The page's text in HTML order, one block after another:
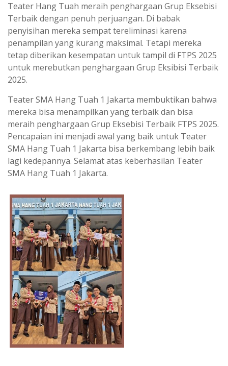
Teater Hang Tuah meraih penghargaan Grup Eksebisi
Terbaik dengan penuh perjuangan. Di babak
penyisihan mereka sempat tereliminasi karena
penampilan yang kurang maksimal. Tetapi mereka
tetap diberikan kesempatan untuk tampil di FTPS 2025
untuk merebutkan penghargaan Grup Eksibisi Terbaik
2025.
Teater SMA Hang Tuah 1 Jakarta membuktikan bahwa
mereka bisa menampilkan yang terbaik dan bisa
meraih penghargaan Grup Eksebisi Terbaik FTPS 2025.
Pencapaian ini menjadi awal yang baik untuk Teater
SMA Hang Tuah 1 Jakarta bisa berkembang lebih baik
lagi kedepannya. Selamat atas keberhasilan Teater
SMA Hang Tuah 1 Jakarta.